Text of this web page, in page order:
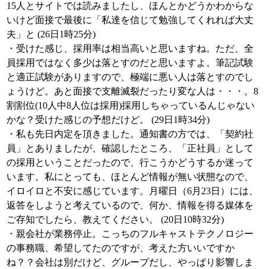
15人とサイトでは読みましたし、ほんとかどうかわからな
いけど面接で最後に「私達を信じて勉強してくれれば大丈
夫」と (26日1時25分)
・受けた感じ、採用率は相当高いと思いますね。ただ、全
員採用ではなく多少は落とすのだと思いますよ。筆記試験
と適正試験がありますので、極端に悪い人は落とすのでし
ょうけど。あと面接で支離滅裂だったり変な人は・・・。8
割割位(10人中8人位は採用)採用しちゃっているんじゃない
かな？受けた感じの予想だけど。 (29日1時34分)
・私も先日内定を頂きました。通知書の方では、「契約社
員」とありましたが、確認したところ、「正社員」として
の採用ということだったので、行こうかどうするか迷って
います。私にとっても、ほとんど情報が無い状態なので、
イロイロと不安に感じています。月曜日（6月23日）には、
返答をしようと考えているので、何か、情報を得る媒体を
ご存知でしたら、教えてください。 (20日10時32分)
・親会社が業務停止。こっちのフルキャストテクノロジー
の事務職、希望してたのですが、考えた方いいですか
ね？？会社は別だけど、グループだし、やっぱり影響しま